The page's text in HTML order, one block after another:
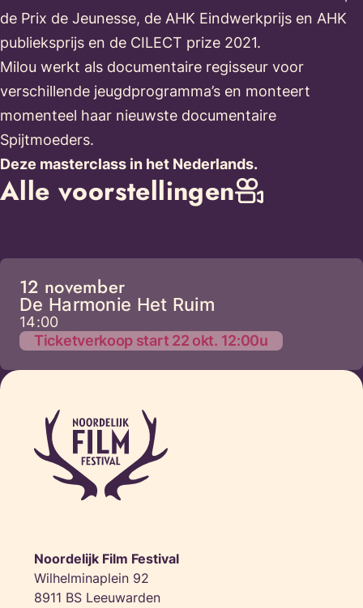
de Prix de Jeunesse, de AHK Eindwerkprijs en AHK
publieksprijs en de CILECT prize 2021.
Milou werkt als documentaire regisseur voor
verschillende jeugdprogramma’s en monteert
momenteel haar nieuwste documentaire
Spijtmoeders.
Deze masterclass in het Nederlands.
Alle voorstellingen
12 november
De Harmonie Het Ruim
14:00
Ticketverkoop start 22 okt. 12:00u
Noordelijk Film Festival
Wilhelminaplein 92
8911 BS Leeuwarden